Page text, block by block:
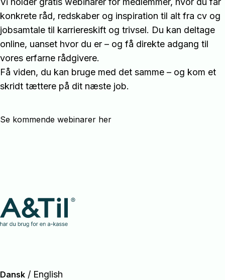
konkrete råd, redskaber og inspiration til alt fra cv og
jobsamtale til karriereskift og trivsel. Du kan deltage
online, uanset hvor du er – og få direkte adgang til
vores erfarne rådgivere.
Få viden, du kan bruge med det samme – og kom et
skridt tættere på dit næste job.
Se kommende webinarer her
Dansk / English